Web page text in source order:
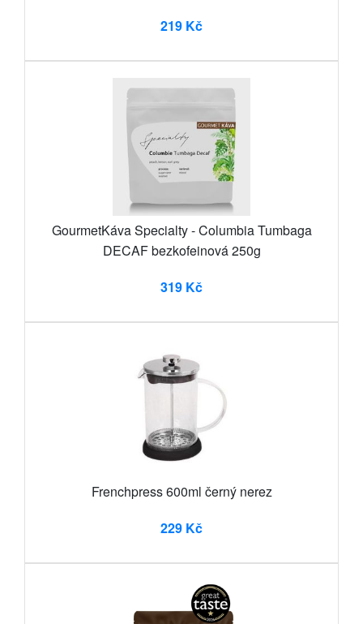
219 Kč
GourmetKáva Specialty - Columbia Tumbaga
DECAF bezkofeinová 250g
319 Kč
Frenchpress 600ml černý nerez
229 Kč